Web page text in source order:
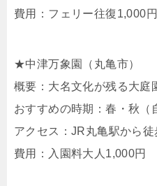
費用：フェリー往復1,000
★中津万象園（丸亀市）
概要：大名文化が残る大庭
おすすめの時期：春・秋（
アクセス：JR丸亀駅から徒
費用：入園料大人1,000円